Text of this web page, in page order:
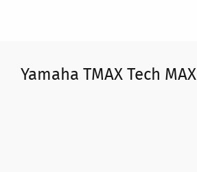
Yamaha TMAX Tech MAX